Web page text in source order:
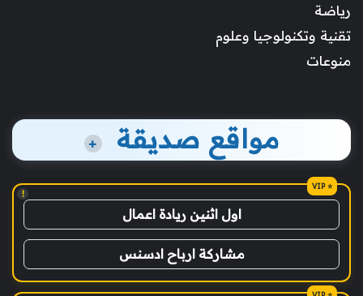
رياضة
تقنية وتكنولوجيا وعلوم
منوعات
مواقع صديقة +
!
اول اثنين ريادة اعمال
مشاركة ارباح ادسنس